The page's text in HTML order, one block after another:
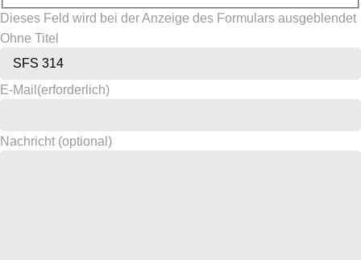
Dieses Feld wird bei der Anzeige des Formulars ausgeblendet
Ohne Titel
E-Mail (erforderlich)
Nachricht (optional)